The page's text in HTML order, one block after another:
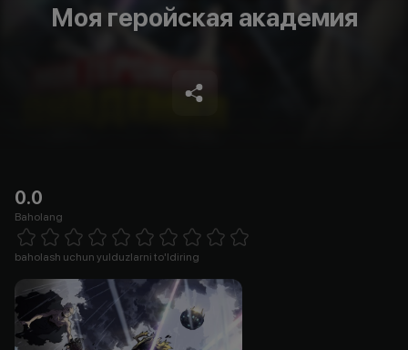
Моя геройская академия
0.0
Baholang
1 Star 2 Stars 3 Stars 4 Stars5 Stars 6 Stars7 Stars8 Stars
baholash uchun yulduzlarni to'ldiring